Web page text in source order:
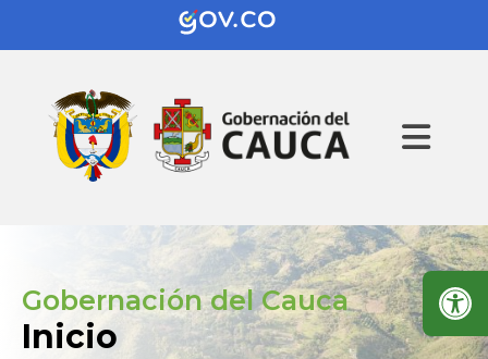
Gobernación del Cauca
Inicio